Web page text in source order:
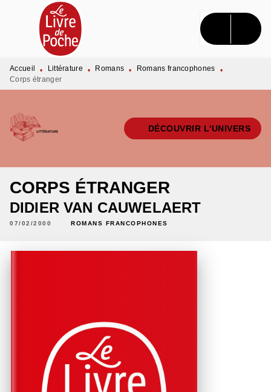
MENU RECHERCHE CONTENU
PIED DE PAGE
Accueil • Littérature • Romans • Romans francophones
•
Corps étranger
DÉCOUVRIR L'UNIVERS
CORPS ÉTRANGER
DIDIER VAN CAUWELAERT
07/02/2000 ROMANS FRANCOPHONES